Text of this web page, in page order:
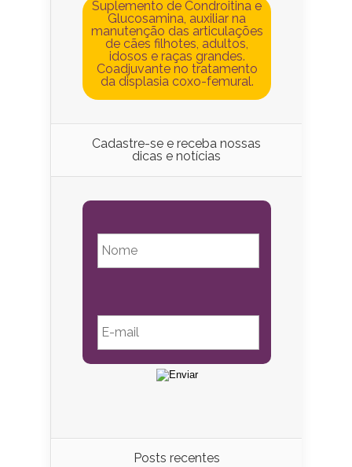
Suplemento de Condroitina e
Glucosamina, auxiliar na
manutenção das articulações
de cães filhotes, adultos,
idosos e raças grandes.
Coadjuvante no tratamento
da displasia coxo-femural.
Cadastre-se e receba nossas
dicas e notícias
Posts recentes